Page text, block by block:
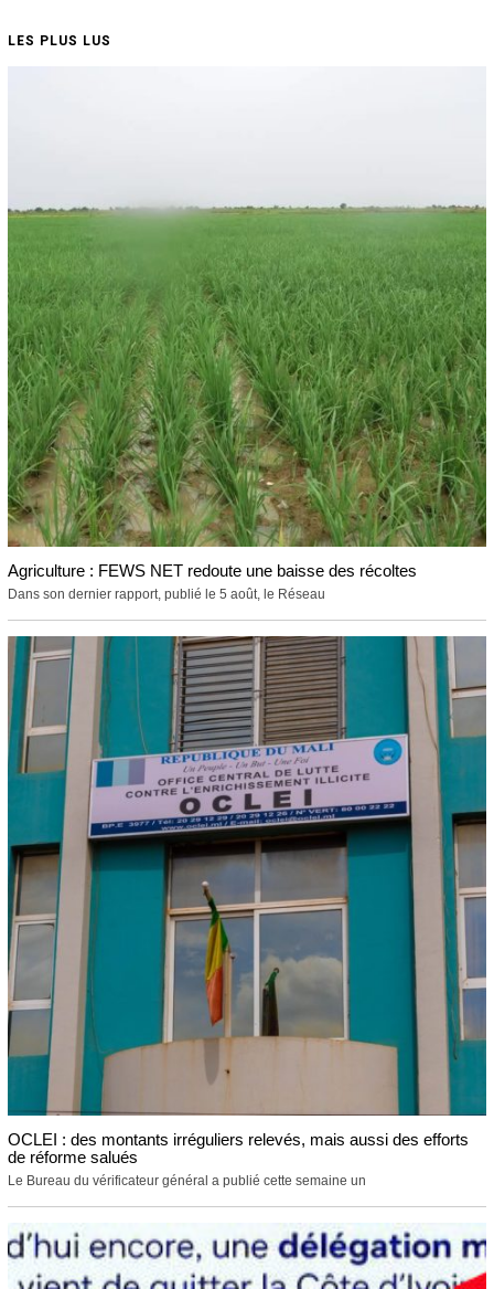
LES PLUS LUS
Agriculture : FEWS NET redoute une baisse des récoltes
Dans son dernier rapport, publié le 5 août, le Réseau
OCLEI : des montants irréguliers relevés, mais aussi des efforts
de réforme salués
Le Bureau du vérificateur général a publié cette semaine un